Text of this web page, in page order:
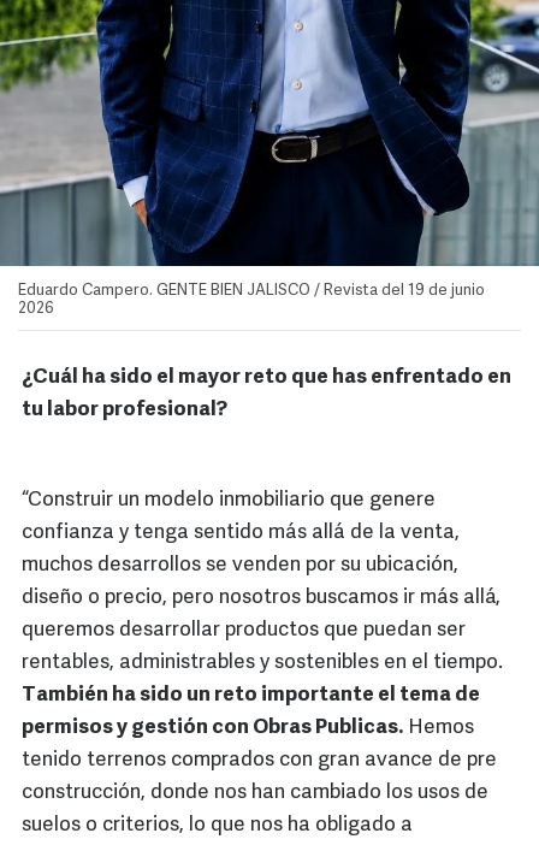
Eduardo Campero. GENTE BIEN JALISCO / Revista del 19 de junio
2026
¿Cuál ha sido el mayor reto que has enfrentado en
tu labor profesional?
“Construir un modelo inmobiliario que genere
confianza y tenga sentido más allá de la venta,
muchos desarrollos se venden por su ubicación,
diseño o precio, pero nosotros buscamos ir más allá,
queremos desarrollar productos que puedan ser
rentables, administrables y sostenibles en el tiempo.
También ha sido un reto importante el tema de
permisos y gestión con Obras Publicas. Hemos
tenido terrenos comprados con gran avance de pre
construcción, donde nos han cambiado los usos de
suelos o criterios, lo que nos ha obligado a